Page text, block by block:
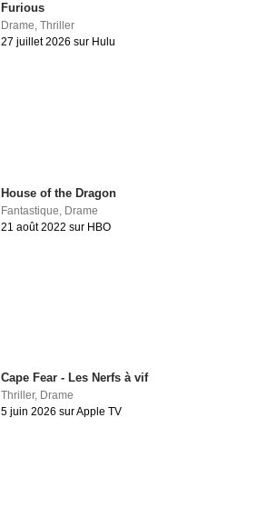
Furious
Drame,Thriller
27 juillet 2026 sur Hulu
House of the Dragon
Fantastique Drame
21 août 2022 sur HBO
Cape Fear - Les Nerfs à vif
Thriller, Drame
5 juin 2026 sur Apple TV